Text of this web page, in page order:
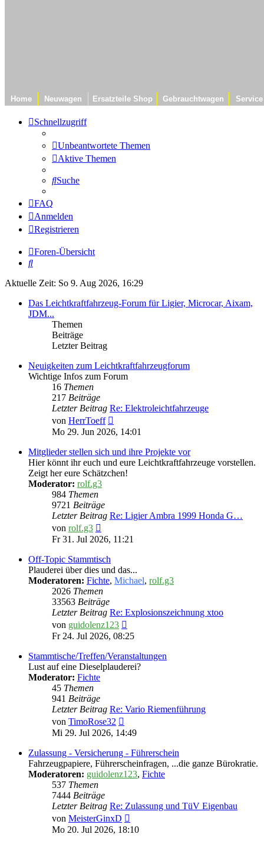
Home Neuwagen Ersatzteile Shop Gebrauchtwagen Service
Schnellzugriff
Unbeantwortete Themen
Aktive Themen
Suche
FAQ
Anmelden
Registrieren
Foren-Übersicht
Suche
Aktuelle Zeit: So 9. Aug 2026, 16:29
Das Leichtkraftfahrzeug-Forum für Ligier, Microcar, Aixam,
JDM...
Themen
Beiträge
Letzter Beitrag
Neuigkeiten zum Leichtkraftfahrzeugforum
Wichtige Infos zum Forum
16 Themen
217 Beiträge
Letzter Beitrag Re: Elektroleichtfahrzeuge
von HerrToeff
Beitrag
Mo 29. Jun 2026, 14:01
Mitglieder stellen sich und ihre Projekte vor
Hier könnt ihr euch und eure Leichtkraftfahrzeuge vorstellen.
Zeigt her eure Schätzchen!
Moderator: rolf.g3
984 Themen
9721 Beiträge
Letzter Beitrag Re: Ligier Ambra 1999 Honda G…
von rolf.g3
Beitrag
Fr 31. Jul 2026, 11:21
Off-Topic Stammtisch
Plauderei über dies und das...
Moderatoren: Fichte, Michael, rolf.g3
2026 Themen
33563 Beiträge
Letzter Beitrag Re: Explosionszeichnung xtoo
von guidolenz123
Beitrag
Fr 24. Jul 2026, 08:25
Stammtische/Treffen/Veranstaltungen
Lust auf eine Dieselplauderei?
Moderator: Fichte
45 Themen
941 Beiträge
Letzter Beitrag Re: Vario Riemenführung
von TimoRose32
Beitrag
Mi 29. Jul 2026, 14:49
Zulassung - Versicherung - Führerschein
Fahrzeugpapiere, Führerscheinfragen, ...die ganze Bürokratie.
Moderatoren: guidolenz123, Fichte
537 Themen
7444 Beiträge
Letzter Beitrag Re: Zulassung und TüV Eigenbau
von MeisterGinxD
Beitrag
Mo 20. Jul 2026, 18:10